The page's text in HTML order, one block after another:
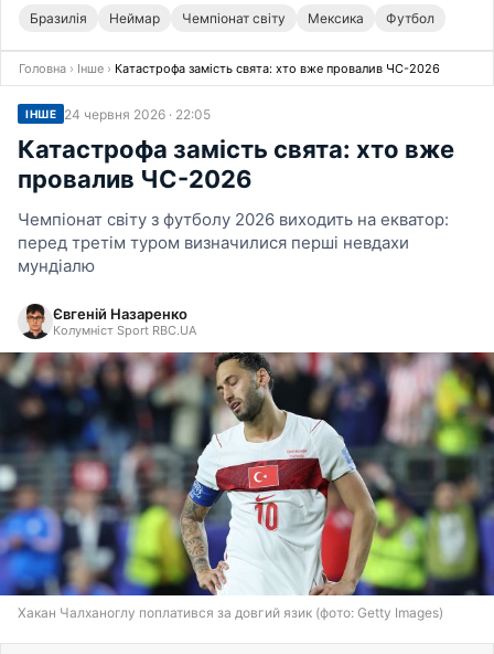
Бразилія Неймар Чемпіонат світу Мексика Футбол
Головна › Інше › Катастрофа замість свята: хто вже провалив ЧС-2026
ІНШЕ 24 червня 2026 · 22:05
Катастрофа замість свята: хто вже
провалив ЧС-2026
Чемпіонат світу з футболу 2026 виходить на екватор:
перед третім туром визначилися перші невдахи
мундіалю
Євгеній Назаренко
Колумніст Sport RBC.UA
Хакан Чалханоглу поплатився за довгий язик (фото: Getty Images)